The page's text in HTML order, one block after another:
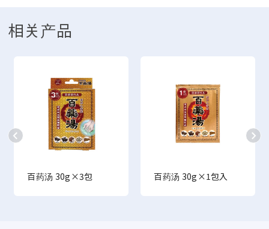
相关产品
百药汤 30g×3包 百药汤 30g×1包入